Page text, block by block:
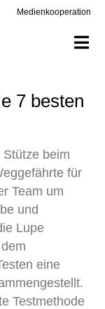
Medienkooperation
beim
für
Team um
und
Lupe
eine
Testmethode